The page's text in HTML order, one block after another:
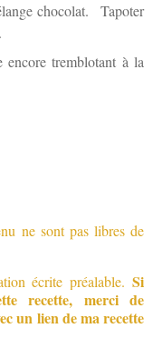
chocolat. Tapoter
tremblotant à la
ne sont pas libres de
écrite préalable.Si
recette, merci de
un lien de ma recette